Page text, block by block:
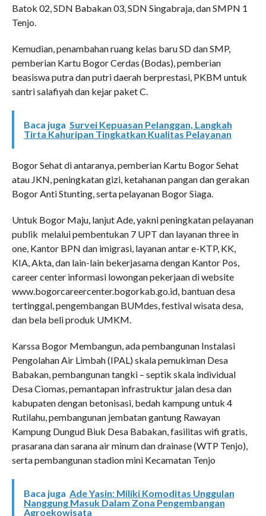
Batok 02, SDN Babakan 03, SDN Singabraja, dan SMPN 1
Tenjo.
Kemudian, penambahan ruang kelas baru SD dan SMP,
pemberian Kartu Bogor Cerdas (Bodas), pemberian
beasiswa putra dan putri daerah berprestasi, PKBM untuk
santri salafiyah dan kejar paket C.
Baca juga Survei Kepuasan Pelanggan, Langkah
Tirta Kahuripan Tingkatkan Kualitas Pelayanan
Bogor Sehat di antaranya, pemberian Kartu Bogor Sehat
atau JKN, peningkatan gizi, ketahanan pangan dan gerakan
Bogor Anti Stunting, serta pelayanan Bogor Siaga.
Untuk Bogor Maju, lanjut Ade, yakni peningkatan pelayanan
publik melalui pembentukan 7 UPT dan layanan three in
one, Kantor BPN dan imigrasi, layanan antar e-KTP, KK,
KIA, Akta, dan lain-lain bekerjasama dengan Kantor Pos,
career center informasi lowongan pekerjaan di website
www.bogorcareercenter.bogorkab.go.id, bantuan desa
tertinggal, pengembangan BUMdes, festival wisata desa,
dan bela beli produk UMKM.
Karssa Bogor Membangun, ada pembangunan Instalasi
Pengolahan Air Limbah (IPAL) skala pemukiman Desa
Babakan, pembangunan tangki – septik skala individual
Desa Ciomas, pemantapan infrastruktur jalan desa dan
kabupaten dengan betonisasi, bedah kampung untuk 4
Rutilahu, pembangunan jembatan gantung Rawayan
Kampung Dungud Biuk Desa Babakan, fasilitas wifi gratis,
prasarana dan sarana air minum dan drainase (WTP Tenjo),
serta pembangunan stadion mini Kecamatan Tenjo
Baca juga Ade Yasin: Miliki Komoditas Unggulan
Nanggung Masuk Dalam Zona Pengembangan
Agroekowisata